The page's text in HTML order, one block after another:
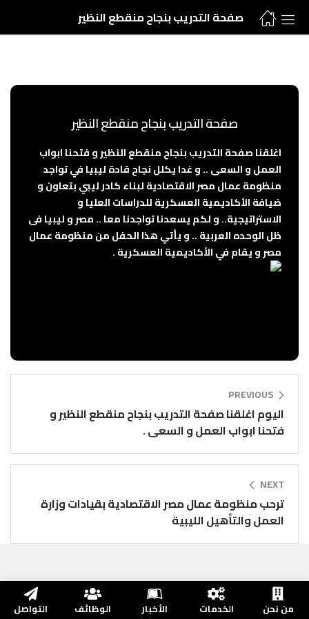
صفحة التدريب بنجاح منقطع النظير
من نحن الخدمات الأخبار الوظائف التواصل
صفحة التدريب بنجاح منقطع النظير
اغلقنا صفحة التدريب بنجاح منقطع النظير و فتحنا ابواب
العمل و السعى .. و غدا يكلل نجاح قادة ليبيا في تواجد
منظومة عمال مصر الاقتصادية لبناء كادر ليبي بتعاون و
ضيافة الأكاديمية العسكرية للدراسات العليا و
الاستراتيجية.. و لكم يسعدنا تواجدنا معا .. مصر و ليبيا فى
ظل الوحده العربية .. و يأتي هذا الحفل من منظومة عمال
مصر و يقام في الأكاديمية العسكرية .
PREVIOUS
اليوم اغلقنا صفحة التدريب بنجاح منقطع النظير و
فتحنا ابواب العمل و السعى .
NEXT
ترحب منظومة عمال مصر الاقتصادية بقيادات وزارة
العمل والتأهيل الليبية